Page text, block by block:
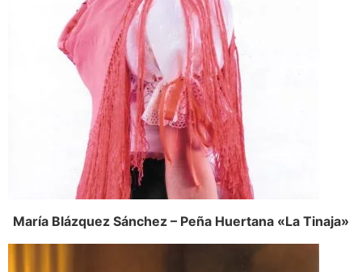
María Blázquez Sánchez – Peña Huertana «La Tinaja»